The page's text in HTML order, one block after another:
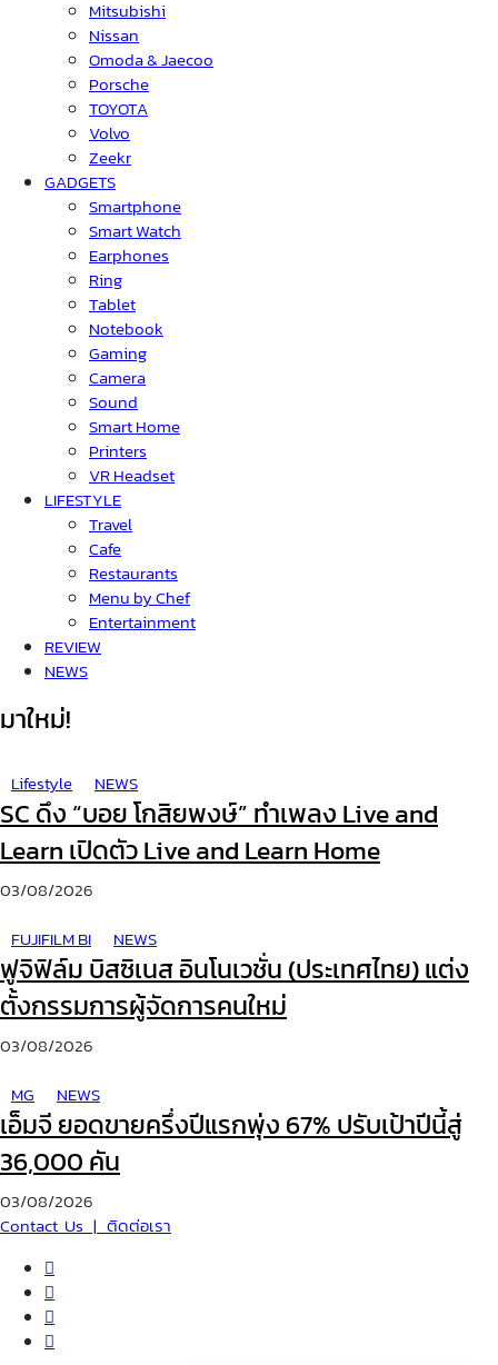
Mitsubishi
Nissan
Omoda & Jaecoo
Porsche
TOYOTA
Volvo
Zeekr
GADGETS
Smartphone
Smart Watch
Earphones
Ring
Tablet
Notebook
Gaming
Camera
Sound
Smart Home
Printers
VR Headset
LIFESTYLE
Travel
Cafe
Restaurants
Menu by Chef
Entertainment
REVIEW
NEWS
มาใหม่!
Lifestyle NEWS
SC ดึง “บอย โกสิยพงษ์” ทำเพลง Live and
Learn เปิดตัว Live and Learn Home
03/08/2026
FUJIFILM BI
NEWS
ฟูจิฟิล์ม บิสซิเนส อินโนเวชั่น (ประเทศไทย) แต่ง
ตั้งกรรมการผู้จัดการคนใหม่
03/08/2026
MG
NEWS
เอ็มจี ยอดขายครึ่งปีแรกพุ่ง 67% ปรับเป้าปีนี้สู่
36,000 คัน
03/08/2026
Contact Us | ติดต่อเรา